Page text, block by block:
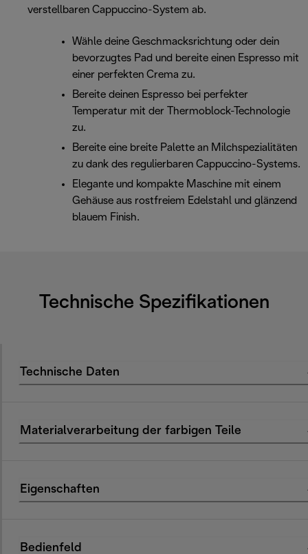
verstellbaren Cappuccino-System ab.
Wähle deine Geschmacksrichtung oder dein
bevorzugtes Pad und bereite einen Espresso mit
einer perfekten Crema zu.
Bereite deinen Espresso bei perfekter
Temperatur mit der Thermoblock-Technologie
zu.
Bereite eine breite Palette an Milchspezialitäten
zu dank des regulierbaren Cappuccino-Systems.
Elegante und kompakte Maschine mit einem
Gehäuse aus rostfreiem Edelstahl und glänzend
blauem Finish.
Technische Spezifikationen
Technische Daten
Materialverarbeitung der farbigen Teile
Eigenschaften
Bedienfeld